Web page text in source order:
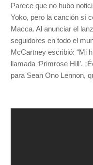
Parece que no hubo
Yoko, pero la canción sí
Macca. Al anunciar el
seguidores en todo el
McCartney escribió: “Mi
llamada ‘Primrose Hill’.
para Sean Ono Lennon,